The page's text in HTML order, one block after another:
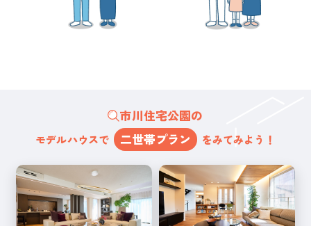
市川住宅公園の
モデルハウスで 二世帯プラン をみてみよう！